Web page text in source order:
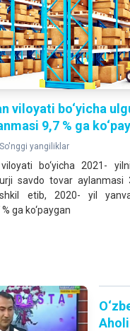
viloyati bo‘yicha
9,7 % ga
So'nggi yangiliklar
bo‘yicha 2021-
savdo tovar aylanmasi
etib, 2020- yil
ga ko‘рaygan